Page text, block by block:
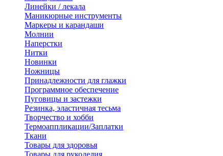
Линейки / лекала
Маникюрные инструменты
Маркеры и карандаши
Молнии
Наперстки
Нитки
Новинки
Ножницы
Принадлежности для глажки
Программное обеспечение
Пуговицы и застежки
Резинка, эластичная тесьма
Творчество и хобби
Термоаппликации/Заплатки
Ткани
Товары для здоровья
Товары для рукоделия